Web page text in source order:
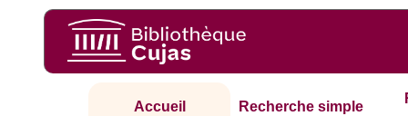
Accueil Recherche simple